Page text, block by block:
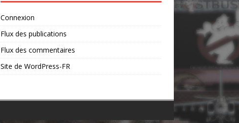
Connexion
Flux des publications
Flux des commentaires
Site de WordPress-FR